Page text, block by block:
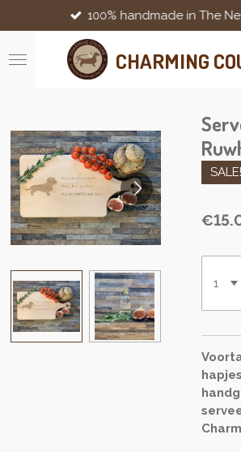
to
main
content
CHARMING
100% handmade in The
SALE!